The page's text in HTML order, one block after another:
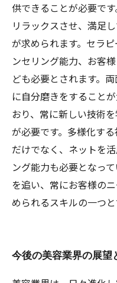
供できることが必要で
リラックスさせ、満足
が求められます。セラ
ンセリング能力、お客
ども必要とされます。
に自分磨きをすること
おり、常に新しい技術
が必要です。多様化す
だけでなく、ネットを
ング能力も必要となっ
を追い、常にお客様の
められるスキルの一つと
今後の美容業界の展望